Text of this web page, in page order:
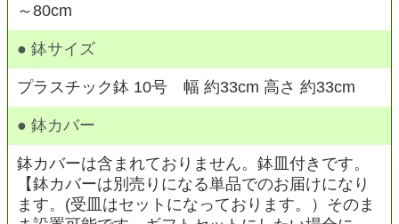
～80cm
● 鉢サイズ
プラスチック鉢 10号 幅 約33cm 高さ 約33cm
● 鉢カバー
鉢カバーは含まれておりません。鉢皿付きです。
【鉢カバーは別売りになる単品でのお届けになり
ます。(受皿はセットになっております。）そのま